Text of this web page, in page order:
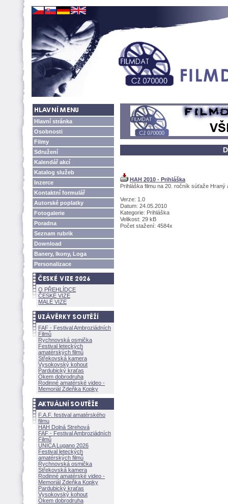
Hlavní stránka
Osobnosti
Filmy
Sdružení
Kalendář akcí
Katalog služeb
Inzerce
Kontaktní formulář
Autorské poplatky
Fotogalerie
Poradna
Seznam rubrik
Download
Banery, Ikony, Loga
Personalizace
O PŘEHLÍDCE
ČESKÉ VIZE
MALÉ VIZE
FAF - Festival Ambroziádních
Filmů
Rychnovská osmička
Festival leteckých
amatérských filmů
Střekovská kamera
Vysokovský kohout
Pardubický kraťas
Okem dobrodruha
Rodinné amatérské video -
Memoriál Zdeňka Kopky
F.A.F. festival amatérského
filmu
HAH Dolná Strehov
FAF - Festival Ambroziádních
Filmů
UNICA Lugano 2026
Festival leteckých
amatérských filmů
Rychnovská osmička
Střekovská kamera
Rodinné amatérské video -
Memoriál Zdeňka Kopky
Pardubický kraťas
Vysokovský kohout
Okem dobrodruha
HAH 2010 - Prihláška
Prihláška filmu na 20. ročník súťaže
Verze: 1.0
Datum: 24.05.2010
Kategorie: Prihláška
Velikost: 29 kB
Počet stažení: 4584x